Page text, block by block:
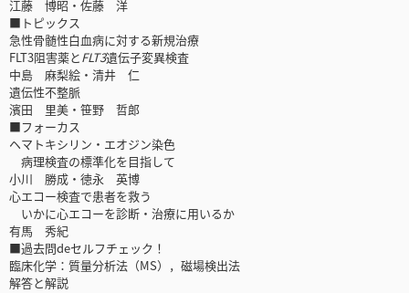
江藤 博昭・佐藤 洋
■トピックス
急性骨髄性白血病に対する新規治療
FLT3阻害薬とFLT3遺伝子変異検査
中島 麻梨絵・清井 仁
遺伝性不整脈
濱田 里美・笹野 哲郎
■フォーカス
ヘマトキシリン・エオジン染色
病理検査の標準化を目指して
小川 勝成・徳永 英博
心エコー検査で患者を救う
いかに心エコーを診断・治療に用いるか
有馬 秀紀
■過去問deセルフチェック！
臨床化学：質量分析法（MS），磁場検出法
解答と解説